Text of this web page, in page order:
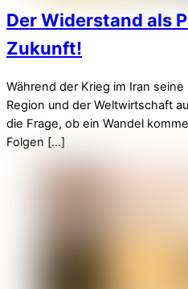
Der Widerstand als
Zukunft!
Während der Krieg im Iran
Region und der Weltwirtschaft
die Frage, ob ein Wandel
Folgen […]